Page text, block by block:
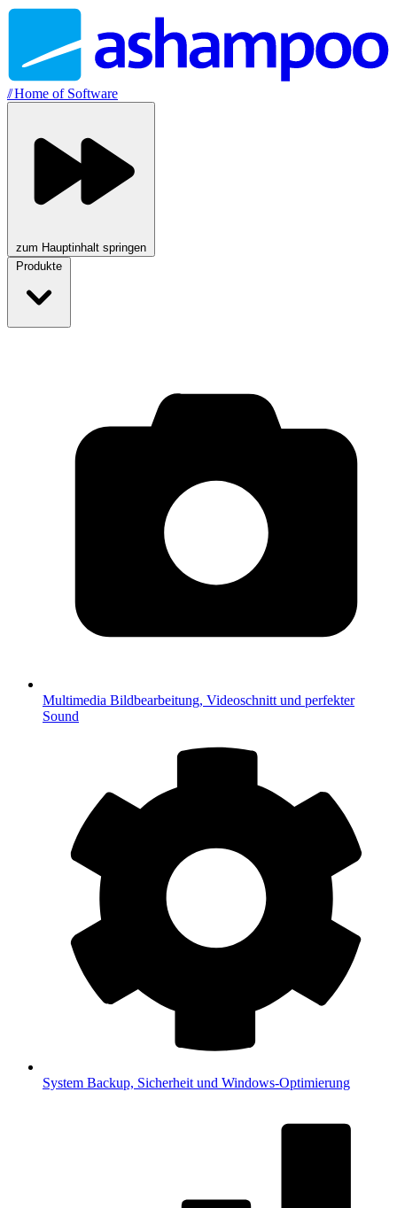
//Home of Software
zum Hauptinhalt springen
Produkte
Multimedia Bildbearbeitung, Videoschnitt und perfekter
Sound
System Backup, Sicherheit und Windows-Optimierung